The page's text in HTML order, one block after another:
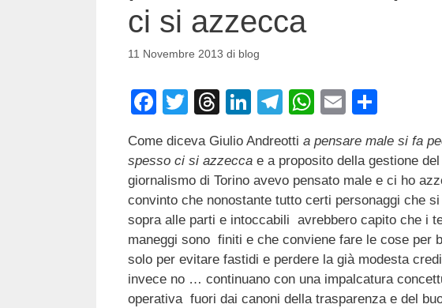
ci si azzecca
11 Novembre 2013 di blog
F
c
e
b
o
o
k
T
tt
er
T
e
a
d
s
Li
k
e
dI
n
T
e
gr
a
m
W
at
s
A
p
p
E
ail n
di
vi
di
Come diceva Giulio Andreotti a pensare male si fa
spesso ci si azzecca e a proposito della gestione
giornalismo di Torino avevo pensato male e ci ho
convinto che nonostante tutto certi personaggi che
sopra alle parti e intoccabili avrebbero capito che i
maneggi sono finiti e che conviene fare le cose per
solo per evitare fastidi e perdere la già modesta
invece no … continuano con una impalcatura
operativa fuori dai canoni della trasparenza e del